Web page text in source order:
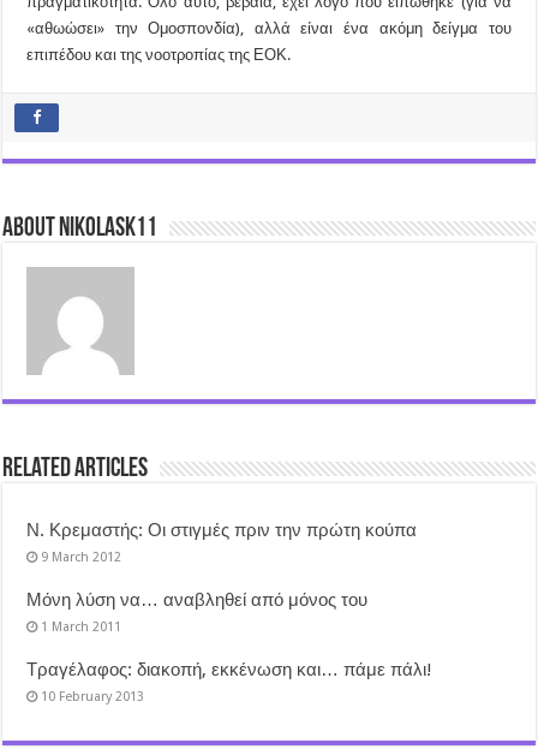
«αθωώσει» την Ομοσπονδία), αλλά είναι ένα ακόμη δείγμα του
επιπέδου και της νοοτροπίας της ΕΟΚ.
About nikolask11
Related Articles
Ν. Κρεμαστής: Οι στιγμές πριν την πρώτη κούπα
9 March 2012
Μόνη λύση να… αναβληθεί από μόνος του
1 March 2011
Τραγέλαφος: διακοπή, εκκένωση και… πάμε πάλι!
10 February 2013